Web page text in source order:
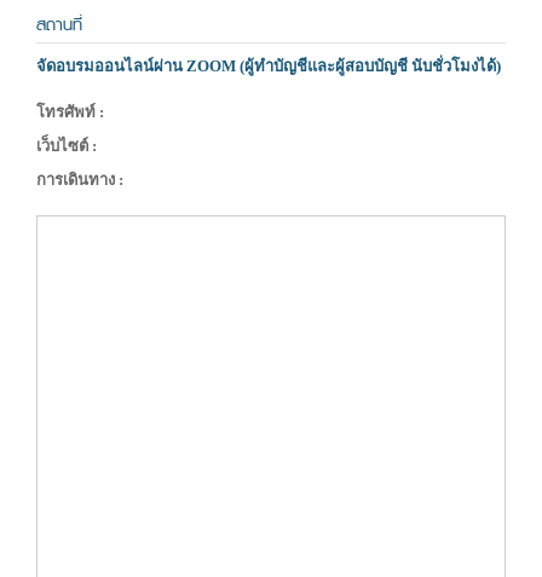
สถานที่
จัดอบรมออนไลน์ผ่าน ZOOM (ผู้ทำบัญชีและผู้สอบบัญชี นับชั่วโมงได้)
โทรศัพท์ :
เว็บไซต์ :
การเดินทาง :